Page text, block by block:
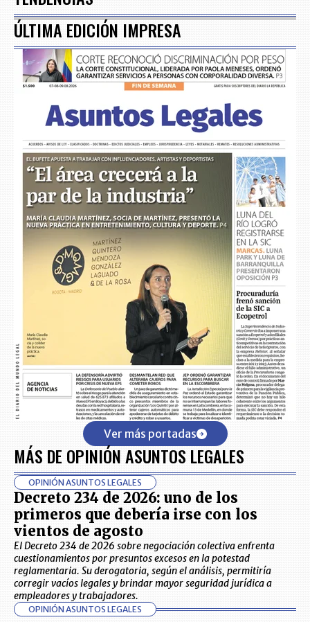
ÚLTIMA EDICIÓN IMPRESA
Ver más portadas
MÁS DE OPINIÓN ASUNTOS LEGALES
OPINIÓN ASUNTOS LEGALES
Decreto 234 de 2026: uno de los
primeros que debería irse con los
vientos de agosto
El Decreto 234 de 2026 sobre negociación colectiva enfrenta
cuestionamientos por presuntos excesos en la potestad
reglamentaria. Su derogatoria, según el análisis, permitiría
corregir vacíos legales y brindar mayor seguridad jurídica a
empleadores y trabajadores.
OPINIÓN ASUNTOS LEGALES